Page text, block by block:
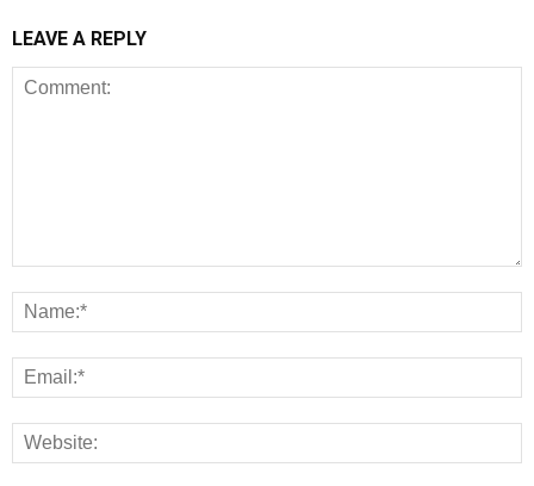
LEAVE A REPLY